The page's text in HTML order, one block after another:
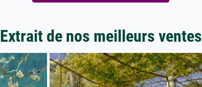
Extrait de nos meilleurs ventes